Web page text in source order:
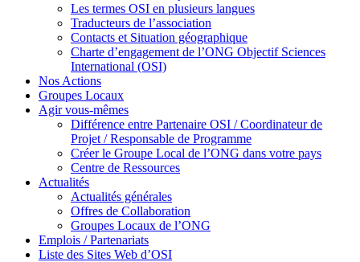
Les termes OSI en plusieurs langues
Traducteurs de l’association
Contacts et Situation géographique
Charte d’engagement de l’ONG Objectif Sciences
International (OSI)
Nos Actions
Groupes Locaux
Agir vous-mêmes
Différence entre Partenaire OSI / Coordinateur de
Projet / Responsable de Programme
Créer le Groupe Local de l’ONG dans votre pays
Centre de Ressources
Actualités
Actualités générales
Offres de Collaboration
Groupes Locaux de l’ONG
Emplois / Partenariats
Liste des Sites Web d’OSI